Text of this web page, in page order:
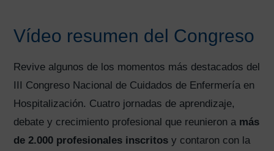
Vídeo resumen del Congreso
Revive algunos de los momentos más destacados del
III Congreso Nacional de Cuidados de Enfermería en
Hospitalización. Cuatro jornadas de aprendizaje,
debate y crecimiento profesional que reunieron a más
de 2.000 profesionales inscritos y contaron con la